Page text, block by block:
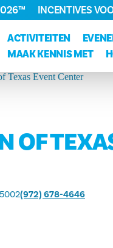
ACTIVITEITEN
MAAK KENNIS MET
INCENTIVES
OF
(972) 678-4646